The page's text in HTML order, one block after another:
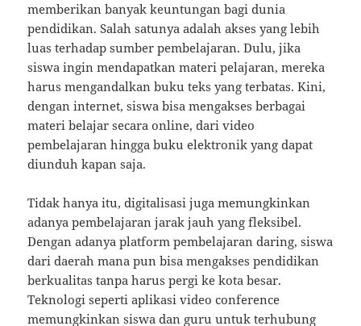
memberikan banyak keuntungan bagi dunia
pendidikan. Salah satunya adalah akses yang lebih
luas terhadap sumber pembelajaran. Dulu, jika
siswa ingin mendapatkan materi pelajaran, mereka
harus mengandalkan buku teks yang terbatas. Kini,
dengan internet, siswa bisa mengakses berbagai
materi belajar secara online, dari video
pembelajaran hingga buku elektronik yang dapat
diunduh kapan saja.
Tidak hanya itu, digitalisasi juga memungkinkan
adanya pembelajaran jarak jauh yang fleksibel.
Dengan adanya platform pembelajaran daring, siswa
dari daerah mana pun bisa mengakses pendidikan
berkualitas tanpa harus pergi ke kota besar.
Teknologi seperti aplikasi video conference
memungkinkan siswa dan guru untuk terhubung